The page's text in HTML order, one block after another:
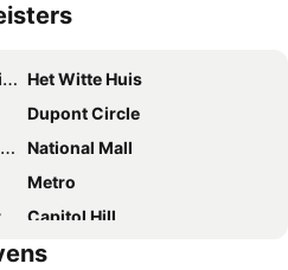
Het Witte Huis
Dupont Circle
National Mall
Metro
Capitol Hill
Walter E Washington Convention Center